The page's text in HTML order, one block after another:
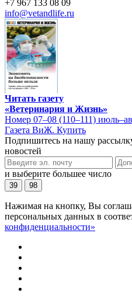
+7 967 133 08 09
info@vetandlife.ru
Читать газету
«Ветеринария и Жизнь»
Номер 07–08 (110–111)
Газета ВиЖ. Купить
Подпишитесь на нашу
новостей
и выберите большее число
39 98
Нажимая на кнопку, Вы
персональных данных в
конфиденциальности»